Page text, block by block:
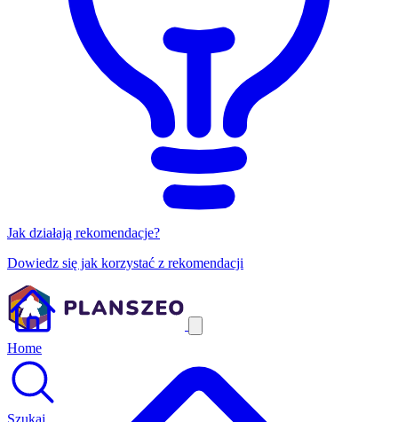
Jak działają rekomendacje?
Dowiedz się jak korzystać z rekomendacji
Home
Szukaj